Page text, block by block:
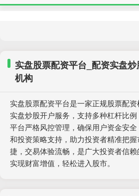
实盘股票配资平台_配资实盘
机构
实盘股票配资平台是一家正规股票配
实盘炒股开户服务，支持多种杠杆比例
平台严格风控管理，确保用户资金安
和投资策略支持，助力投资者精准把
捷，交易体验流畅，是广大投资者信
实现财富增值，轻松进入股市。